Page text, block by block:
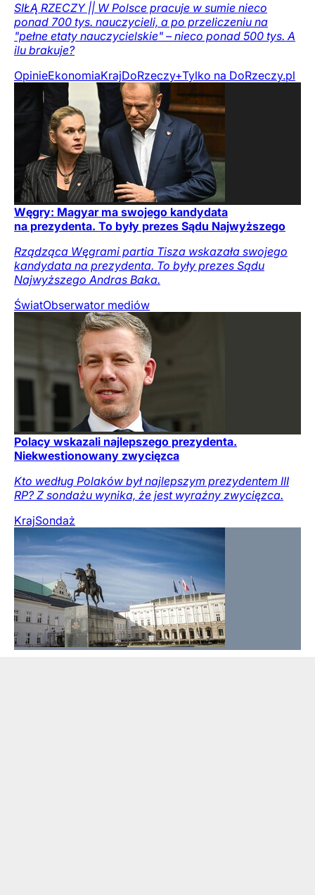
SIŁĄ RZECZY || W Polsce pracuje w sumie nieco
ponad 700 tys. nauczycieli, a po przeliczeniu na
"pełne etaty nauczycielskie" – nieco ponad 500 tys. A
ilu brakuje?
OpinieEkonomiaKrajDoRzeczy+Tylko na DoRzeczy.pl
Węgry: Magyar ma swojego kandydata
na prezydenta. To były prezes Sądu Najwyższego
Rządząca Węgrami partia Tisza wskazała swojego
kandydata na prezydenta. To były prezes Sądu
Najwyższego Andras Baka.
ŚwiatObserwator mediów
Polacy wskazali najlepszego prezydenta.
Niekwestionowany zwycięzca
Kto według Polaków był najlepszym prezydentem III
RP? Z sondażu wynika, że jest wyraźny zwycięzca.
KrajSondaż